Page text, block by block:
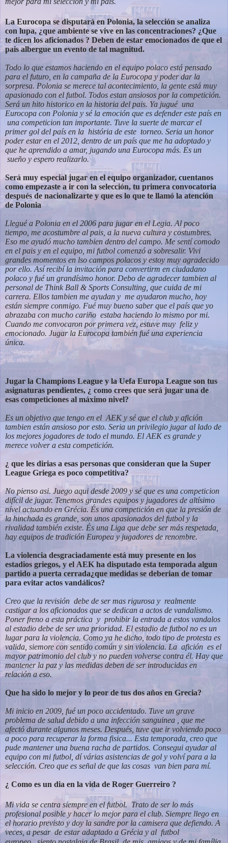
La Eurocopa se disputará en Polonia, la selección se analiza
con lupa, ¿que ambiente se vive en las concentraciones? ¿Que
te dicen los aficionados ? Deben de estar emocionados de que el
pais albergue un evento de tal magnitud.
Todo lo que estamos haciendo en el equipo polaco está pensado
para el futuro, en la campaña de la Eurocopa y poder dar la
sorpresa. Polonia se merece tal acontecimiento, la gente está muy
apasionado con el futbol. Todos estan ansiosos por la competición.
Será un hito historico en la historia del pais. Ya jugué una
Eurocopa con Polonia y sé la emoción que es defender este país en
una competicion tan importante. Tuve la suerte de marcar el
primer gol del país en la história de este torneo. Seria un honor
poder estar en el 2012, dentro de un país que me ha adoptado y
que he aprendido a amar, jugando una Eurocopa más. Es un
sueño y espero realizarlo.
Será muy especial jugar en el equipo organizador, cuentanos
como empezaste a ir con la selección, tu primera convocatoria
después de nacionalizarte y quees lo que te llamó la atención
de Polonia
Llegué a Polonia en el 2006 para jugar en el Legia. Al poco
tiempo, me acostumbre al pais, a la nueva cultura y costumbres.
Eso me ayudó mucho tambien dentro del campo. Me sentí comodo
en el pais y en el equipo, mi futbol comenzó a sobresalir. Vivi
grandes momentos en lso campos polacos y estoy muy agradecido
por ello. Así recibí la invitación para convertirm en ciudadano
polaco y fué un grandísimo honor. Debo de agradecer tambien al
personal de Think Ball & Sports Consulting, que cuida de mi
carrera. Ellos tambien me ayudan y me ayudaron mucho, hoy
están siempre conmigo. Fué muy bueno saber que el país que yo
abrazaba con mucho cariño estaba haciendo lo mismo por mi.
Cuando me convocaron por primera vez, estuve muy feliz y
emocionado. Jugar la Eurocopa también fué una experiencia
única.
Jugar la Champions League y la Uefa Europa League son tus
asignaturas pendientes, ¿ como crees que será jugar una de
esas competiciones al máximo nivel?
Es un objetivo que tengo en el AEK y sé que el club y afición
tambien están ansioso por esto. Seria un privilegio jugar al lado de
los mejores jogadores de todo el mundo. El AEK es grande y
merece volver a esta competición.
¿ que les dirias a esas personas que consideran que la Super
League Griega es poco competitiva?
No pienso asi. Juego aqui desde 2009 y sé que es una competicion
difícil de jugar. Tenemos grandes equipos y jugadores de altísimo
nível actuando en Grécia. És una competición en que la presión de
la hinchada es grande, son unos apasionados del futbol y la
rivalidad también existe. És una Liga que debe ser más respetada,
hay equipos de tradición Europea y jugadores de renombre.
La violencia desgraciadamente está muy presente en los
estadios griegos, y el AEK ha disputado esta temporada algun
partido a puerta cerrada¿que medidas se deberian de tomar
para evitar actos vandálicos?
Creo que la revisión debe de ser mas rigurosa y realmente
castigar a los aficionados que se dedican a actos de vandalismo.
Poner freno a esta práctica y prohibir la entrada a estos vandalos
al estadio debe de ser una prioridad. El estadio de futbol no es un
lugar para la violencia. Como ya he dicho, todo tipo de protesta es
valida, siemore con sentido común y sin violencia. La afición es el
mayor patrimonio del club y no pueden volverse contra él. Hay que
mantener la paz y las medidas deben de ser introducidas en
relación a eso.
Que ha sido lo mejor y lo peor de tus dos años en Grecia?
Mi inicio en 2009, fué un poco accidentado. Tuve un grave
problema de salud debido a una infección sanguinea , que me
afectó durante algunos meses. Después, tuve que ir volviendo poco
a poco para recuperar la forma fisica... Esta temporada, creo que
pude mantener una buena racha de partidos. Consegui ayudar al
equipo con mi futbol, dí várias asistencias de gol y volví para a la
selección. Creo que es señal de que las cosas van bien para mí.
¿ Como es un dia en la vida de Roger Guerreiro ?
Mi vida se centra siempre en el futbol. Trato de ser lo más
profesional posible y hacer lo mejor para el club. Siempre llego en
el horario previsto y doy la sandre por la camisera que defiendo. A
veces, a pesar de estar adaptado a Grécia y al futbol